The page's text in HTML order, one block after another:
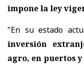
impone la ley
"En su estado
inversión
agro, en puertos